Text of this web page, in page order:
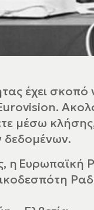
έχει
μέσω
δεδομένων.
η Ευρωπαϊκή